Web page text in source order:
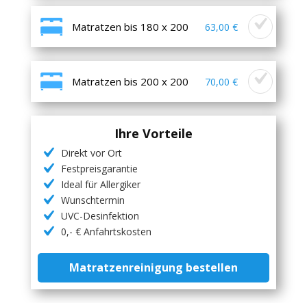
Matratzen bis 180 x 200 63,00 €
Matratzen bis 200 x 200 70,00 €
Ihre Vorteile
Direkt vor Ort
Festpreisgarantie
Ideal für Allergiker
Wunschtermin
UVC-Desinfektion
0,- € Anfahrtskosten
Matratzenreinigung bestellen